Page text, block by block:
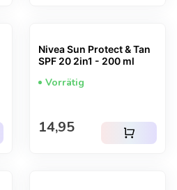
Nivea Sun Protect & Tan
SPF 20 2in1 - 200 ml
Vorrätig
Regulärer Preis
14,95 shopping_cart